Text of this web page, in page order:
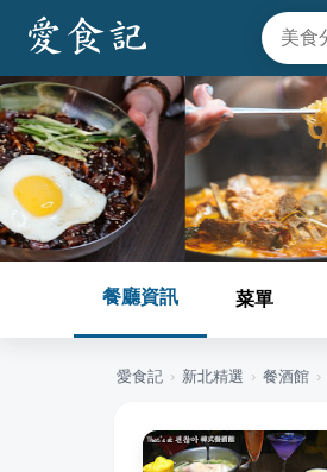
餐廳資訊 菜單
愛食記 › 新北精選 › 餐酒館 ›